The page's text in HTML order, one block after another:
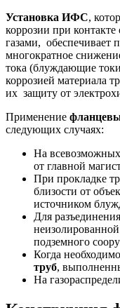
Установка ИФС,
коррозии при
газами, обеспечивает
многократное
тока (блуждающие
коррозией материала
их защиту от
Применение
следующих случаях:
На всевозможных
от главной
При прокладке
близости от
источником
Для
подземного
Когда
труб,
На